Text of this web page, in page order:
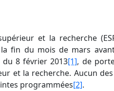
et la recherche
fin du mois de mars
8 février 2013[1], de
et la recherche. Aucun
programmées[2].